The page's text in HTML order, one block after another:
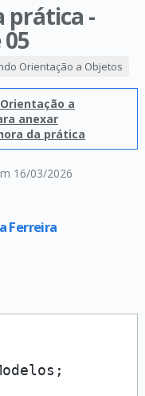
prática -
16/03/2026
Orientação a Objetos
a
anexar
da prática
Ferreira